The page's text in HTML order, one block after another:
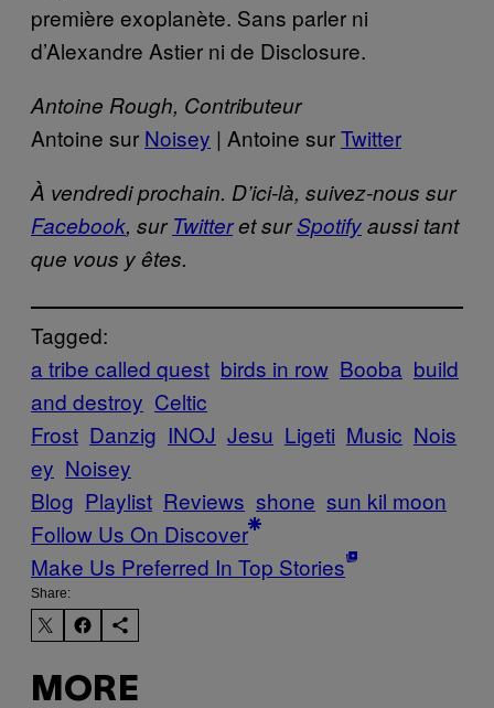
première exoplanète. Sans parler ni
d’Alexandre Astier ni de Disclosure.
Antoine Rough, Contributeur
Antoine sur Noisey | Antoine surTwitter
À vendredi prochain. D’ici-là, suivez-nous sur
Facebook, surTwitteret surSpotifyaussi tant
que vous y êtes.
Tagged:
a tribe called quest birds in row Booba build
and destroy Celtic
Frost Danzig INOJ Jesu Ligeti Music Nois
ey Noisey
Blog Playlist Reviews shone sun kil moon
Follow Us On Discover
Make Us Preferred In Top Stories
Share:
MORE